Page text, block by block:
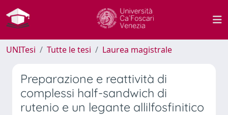
UNITesi Tutte le tesi Laurea magistrale
Preparazione e reattività di
complessi half-sandwich di
rutenio e un legante allilfosfinitico